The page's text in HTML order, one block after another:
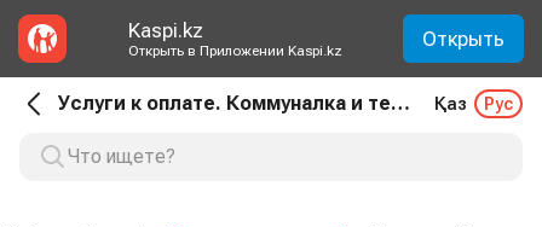
Kaspi.kz
Открыть в Приложении Kaspi.kz Открыть
Услуги к оплате. Коммуналка и телефон Қаз Рус